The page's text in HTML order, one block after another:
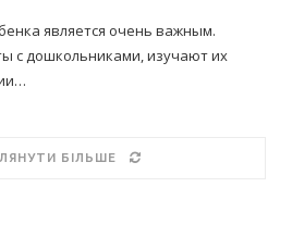
является очень важным.
с дошкольниками, изучают их
БІЛЬШЕ